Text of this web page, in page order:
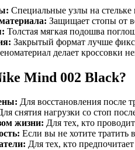
Специальные узлы на стельке
Защищает стопы от
Толстая мягкая подошва
Закрытый формат лучше
делает кроссовки
Mind 002 Black?
Для восстановления после
снятия нагрузки со стоп
жизни: Для тех, кто
Если вы не хотите тратить
Для тех, кто